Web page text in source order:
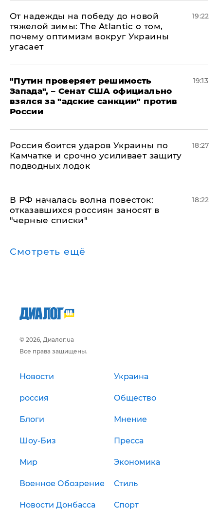
От надежды на победу до новой
тяжелой зимы: The Atlantic о том,
почему оптимизм вокруг Украины
угасает
19:22
"Путин проверяет решимость
Запада", – Сенат США официально
взялся за "адские санкции" против
России
19:13
Россия боится ударов Украины по
Камчатке и срочно усиливает защиту
подводных лодок
18:27
​В РФ началась волна повесток:
отказавшихся россиян заносят в
"черные списки"
18:22
Смотреть ещё
© 2026, Диалог.ua
Все права защищены.
Новости Украина
россия Общество
Блоги Мнение
Шоу-Биз Пресса
Мир Экономика
Военное Обозрение Стиль
Новости Донбасса Спорт